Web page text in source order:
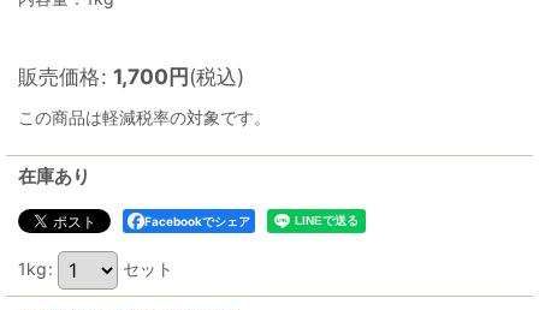
販売価格: 1,700円(税込)
この商品は軽減税率の対象です。
在庫あり
Facebookでシェア
1kg: セット